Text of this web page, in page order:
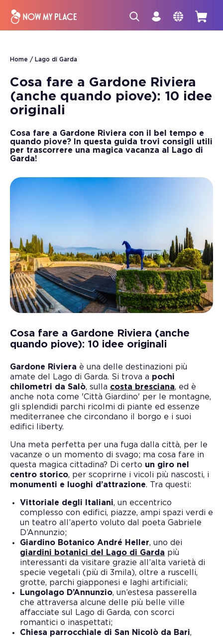
Home Lago di Garda
Cosa fare a Gardone Riviera
(anche quando piove): 10 idee
originali
Cosa fare a Gardone Riviera con il bel tempo e
quando piove? In questa guida trovi consigli utili
per trascorrere una magica vacanza al Lago di
Garda!
Cosa fare a Gardone Riviera (anche
quando piove): 10 idee originali
Gardone Riviera è una delle destinazioni più
amate del Lago di Garda. Si trova a pochi
chilometri da Salò, sulla costa bresciana, ed è
anche nota come 'Città Giardino' per le montagne,
gli splendidi parchi ricolmi di piante ed essenze
mediterranee che circondano il borgo e i suoi
edifici liberty.
Una meta perfetta per una fuga dalla città, per le
vacanze o un momento di svago; ma cosa fare in
questa magica cittadina? Di certo un giro nel
centro storico, per scoprirne i vicoli più nascosti, i
monumenti e luoghi d’attrazione. Tra questi:
Vittoriale degli Italiani, un eccentrico
complesso con edifici, piazze, ampi spazi verdi e
un teatro all’aperto voluto dal poeta Gabriele
D’Annunzio;
Giardino Botanico André Heller, uno dei
giardini botanici del Lago di Garda più
interessanti da visitare grazie all’alta varietà di
specie vegetali (più di 3mila), oltre a ruscelli,
grotte, parchi giapponesi e laghi artificiali;
Lungolago D’Annunzio, un’estesa passerella
che attraversa alcune delle più belle ville
affacciate sul Lago di Garda, con scorci
romantici o inaspettati;
Chiesa parrocchiale di San Nicolò da Bari,